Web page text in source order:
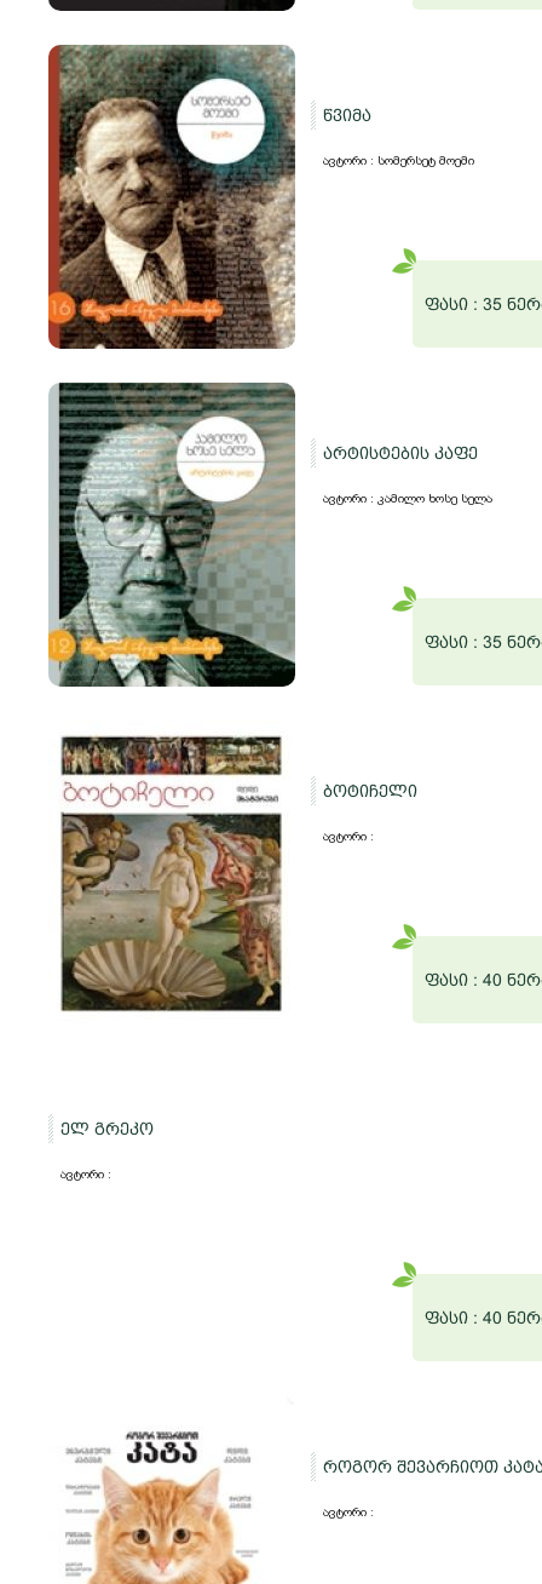
წვიმა
ავტორი : სომერსეტ მოემი
ფასი : 35
არტისტების კაფე
ავტორი : კამილო ხოსე სელა
ფასი : 35
ბოტიჩელი
ავტორი :
ფასი : 40
ელ გრეკო
ავტორი :
ფასი : 40
როგორ შევარჩიოთ
ავტორი :